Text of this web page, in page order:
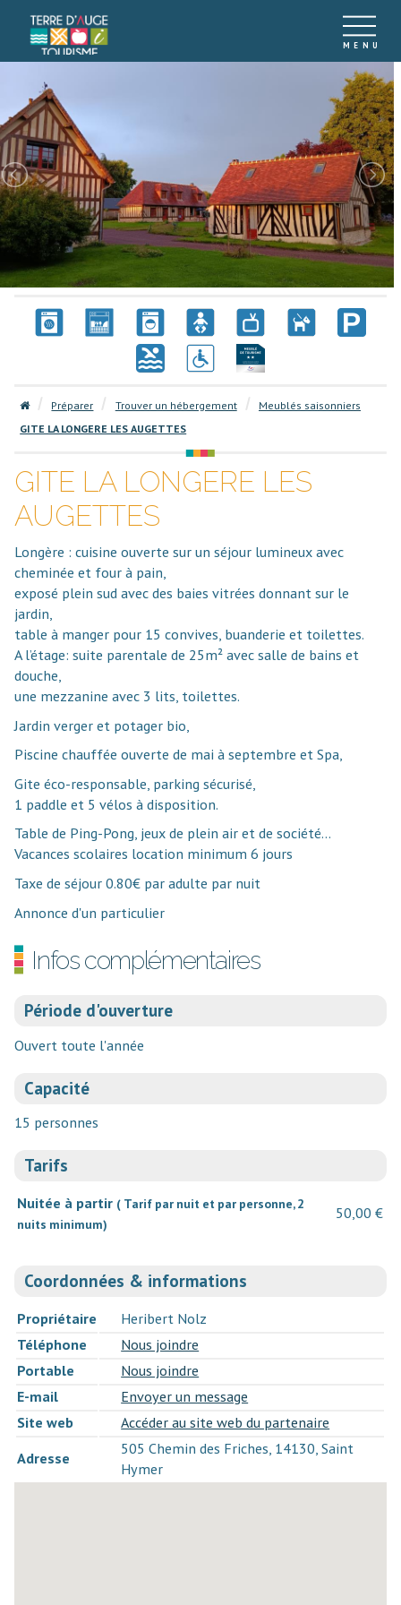
Préparer Trouver un hébergement
Meublés saisonniers
GITE LA LONGERE LES AUGETTES
GITE LA LONGERE LES
AUGETTES
Longère : cuisine ouverte sur un séjour lumineux avec
cheminée et four à pain,
exposé plein sud avec des baies vitrées donnant sur le
jardin,
table à manger pour 15 convives, buanderie et toilettes.
A l’étage: suite parentale de 25m² avec salle de bains et
douche,
une mezzanine avec 3 lits, toilettes.
Jardin verger et potager bio,
Piscine chauffée ouverte de mai à septembre et Spa,
Gite éco-responsable, parking sécurisé,
1 paddle et 5 vélos à disposition.
Table de Ping-Pong, jeux de plein air et de société…
Vacances scolaires location minimum 6 jours
Taxe de séjour 0.80€ par adulte par nuit
Annonce d'un particulier
Infos complémentaires
Période d'ouverture
Ouvert toute l'année
Capacité
15 personnes
Tarifs
Nuitée à partir ( Tarif par nuit et par personne, 2
nuits minimum)
50,00 €
Coordonnées & informations
Propriétaire
Heribert Nolz
Téléphone
Nous joindre
Portable
Nous joindre
E-mail
Envoyer un message
Site web
Accéder au site web du partenaire
Adresse
505 Chemin des Friches, 14130, Saint
Hymer